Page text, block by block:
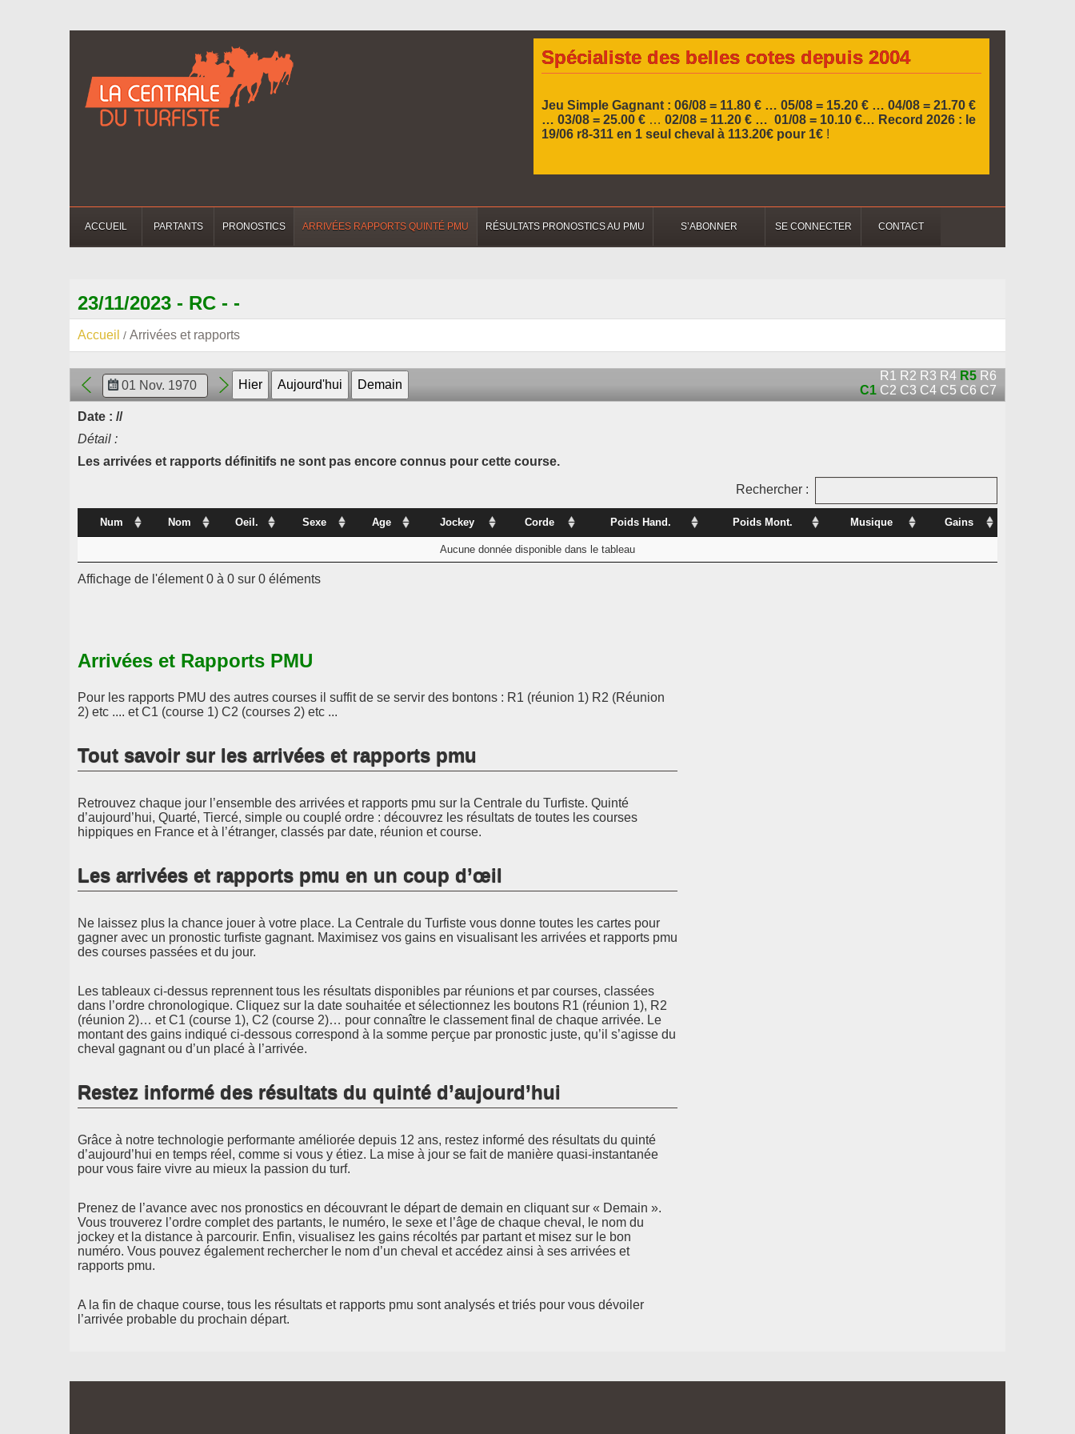
Spécialiste des belles cotes depuis 2004
Jeu Simple Gagnant : 06/08 = 11.80 € … 05/08 = 15.20 € … 04/08 = 21.70 €
… 03/08 = 25.00 € … 02/08 = 11.20 € … 01/08 = 10.10 €… Record 2026 : le
19/06 r8-311 en 1 seul cheval à 113.20€ pour 1€ !
ACCUEIL PARTANTS PRONOSTICS ARRIVÉES RAPPORTS QUINTÉ PMU RÉSULTATS PRONOSTICS AU PMU S’ABONNER SE CONNECTER CONTACT
23/11/2023 - RC - -
Accueil Arrivées et rapports
R1 R2 R3 R4 R5 R6
C1 C2 C3 C4 C5 C6 C7
Date : //
Détail :
Les arrivées et rapports définitifs ne sont pas encore connus pour cette course.
Rechercher :
Num Nom Oeil. Sexe Age Jockey Corde Poids Hand. Poids Mont. Musique Gains
Aucune donnée disponible dans le tableau
Affichage de l'élement 0 à 0 sur 0 éléments
Arrivées et Rapports PMU
Pour les rapports PMU des autres courses il suffit de se servir des bontons : R1 (réunion 1) R2 (Réunion
2) etc .... et C1 (course 1) C2 (courses 2) etc ...
Tout savoir sur les arrivées et rapports pmu
Retrouvez chaque jour l’ensemble des arrivées et rapports pmu sur la Centrale du Turfiste. Quinté
d’aujourd’hui, Quarté, Tiercé, simple ou couplé ordre : découvrez les résultats de toutes les courses
hippiques en France et à l’étranger, classés par date, réunion et course.
Les arrivées et rapports pmu en un coup d’œil
Ne laissez plus la chance jouer à votre place. La Centrale du Turfiste vous donne toutes les cartes pour
gagner avec un pronostic turfiste gagnant. Maximisez vos gains en visualisant les arrivées et rapports pmu
des courses passées et du jour.
Les tableaux ci-dessus reprennent tous les résultats disponibles par réunions et par courses, classées
dans l’ordre chronologique. Cliquez sur la date souhaitée et sélectionnez les boutons R1 (réunion 1), R2
(réunion 2)… et C1 (course 1), C2 (course 2)… pour connaître le classement final de chaque arrivée. Le
montant des gains indiqué ci-dessous correspond à la somme perçue par pronostic juste, qu’il s’agisse du
cheval gagnant ou d’un placé à l’arrivée.
Restez informé des résultats du quinté d’aujourd’hui
Grâce à notre technologie performante améliorée depuis 12 ans, restez informé des résultats du quinté
d’aujourd’hui en temps réel, comme si vous y étiez. La mise à jour se fait de manière quasi-instantanée
pour vous faire vivre au mieux la passion du turf.
Prenez de l’avance avec nos pronostics en découvrant le départ de demain en cliquant sur « Demain ».
Vous trouverez l’ordre complet des partants, le numéro, le sexe et l’âge de chaque cheval, le nom du
jockey et la distance à parcourir. Enfin, visualisez les gains récoltés par partant et misez sur le bon
numéro. Vous pouvez également rechercher le nom d’un cheval et accédez ainsi à ses arrivées et
rapports pmu.
A la fin de chaque course, tous les résultats et rapports pmu sont analysés et triés pour vous dévoiler
l’arrivée probable du prochain départ.